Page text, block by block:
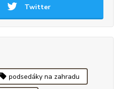
Twitter
podsedáky na zahradu